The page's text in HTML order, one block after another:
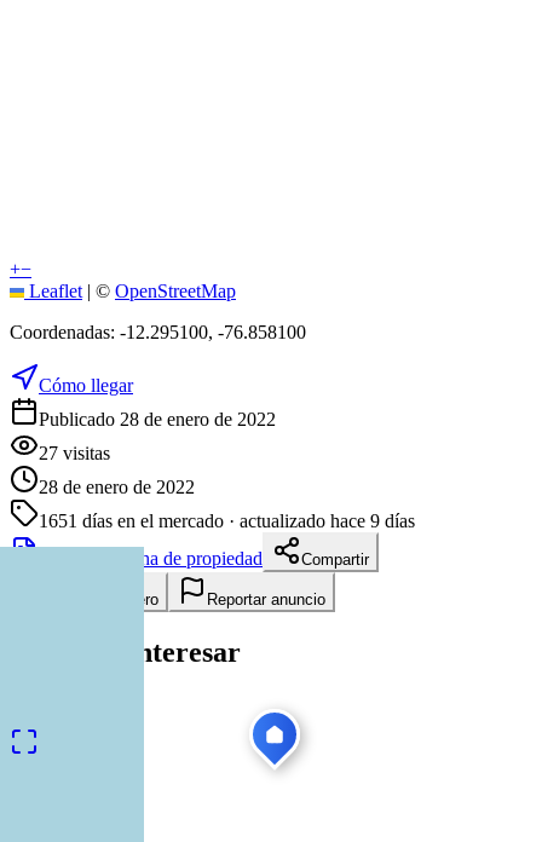
+−
Leaflet | © OpenStreetMap
Coordenadas: -12.295100, -76.858100
Cómo llegar
Publicado 28 de enero de 2022
27 visitas
28 de enero de 2022
1651 días en el mercado · actualizado hace 9 días
Descargar ficha de propiedad
Compartir
Añadir a tablero Reportar anuncio
Te puede interesar